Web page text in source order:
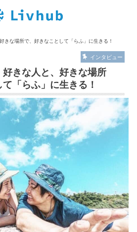
きな場所で、好きなことして「らふ」に生きる！
インタビュー
きな人と、好きな場所
「らふ」に生きる！